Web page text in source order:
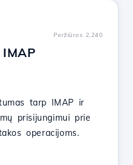
Peržiūros 2,240
tarp IMAP ir
prisijungimui prie
operacijoms.